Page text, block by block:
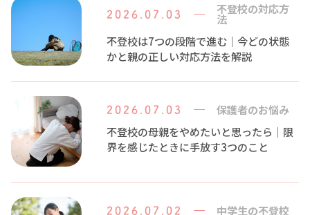
2026.07.03 不登校の対応方
法
不登校は7つの段階で進む｜今どの状態
かと親の正しい対応方法を解説
2026.07.03
保護者のお悩み
不登校の母親をやめたいと思ったら｜限
界を感じたときに手放す3つのこと
2026.07.02 中学生の不登校